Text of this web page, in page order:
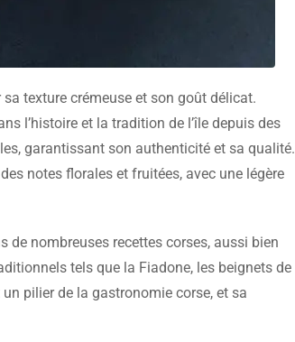
texture crémeuse et son goût délicat.
l’histoire et la tradition de l’île depuis des
garantissant son authenticité et sa qualité.
notes florales et fruitées, avec une légère
de nombreuses recettes corses, aussi bien
tels que la Fiadone, les beignets de
pilier de la gastronomie corse, et sa